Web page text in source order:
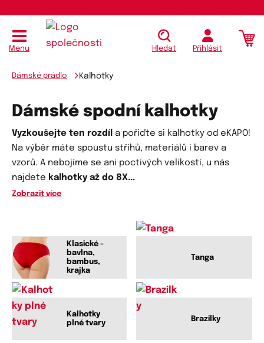
Menu Hledat Přihlásit
Dámské prádlo Kalhotky
Dámské spodní kalhotky
Vyzkoušejte ten rozdíl a pořiďte si kalhotky od eKAPO!
Na výběr máte spoustu střihů, materiálů i barev a
vzorů. A nebojíme se ani poctivých velikostí, u nás
najdete kalhotky až do 8X...
Zobrazit více
Klasické -
bavlna,
bambus,
krajka
Tanga
Kalhotky
plné tvary
Brazilky